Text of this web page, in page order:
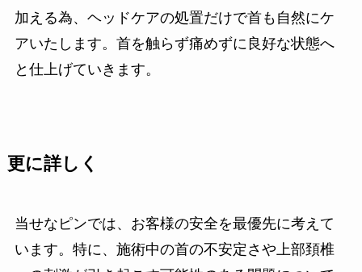
加える為、ヘッドケアの処置だけで首も自然にケ
アいたします。首を触らず痛めずに良好な状態へ
と仕上げていきます。
更に詳しく
当せなピンでは、お客様の安全を最優先に考えて
います。特に、施術中の首の不安定さや上部頚椎